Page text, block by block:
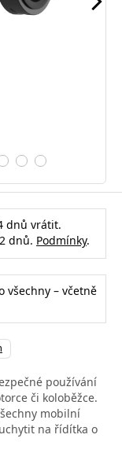
dnů vrátit.
dnů. Podmínky.
všechny – včetně
používání
či koloběžce.
mobilní
na řídítka o